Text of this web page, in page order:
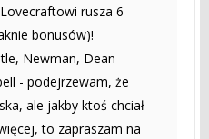
rusza 6
bonusów)!
Newman, Dean
- podejrzewam, że
ale jakby ktoś chciał
to zapraszam na